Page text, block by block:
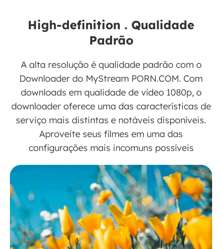
High-definition . Qualidade
Padrão
A alta resolução é qualidade padrão com o
Downloader do MyStream PORN.COM. Com
downloads em qualidade de vídeo 1080p, o
downloader oferece uma das características de
serviço mais distintas e notáveis ​​disponíveis.
Aproveite seus filmes em uma das
configurações mais incomuns possíveis